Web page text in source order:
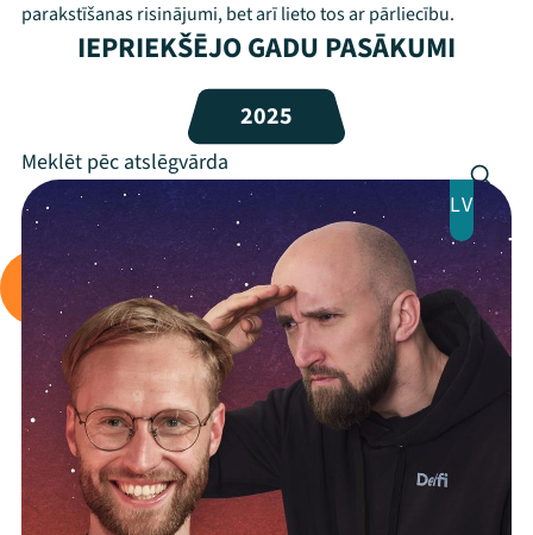
Mana programma
Festivāls
Programma
Arhīvs
Viņi bija LAMPĀ 2026
Jaunumi
Ziedo
Kontakti
parakstīšanas risinājumi, bet arī lieto tos ar pārliecību.
IEPRIEKŠĒJO GADU PASĀKUMI
2025
LV